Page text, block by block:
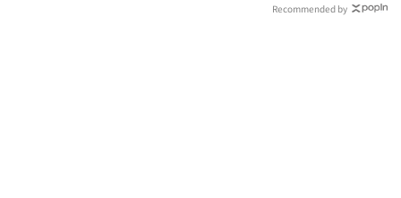
Recommended by